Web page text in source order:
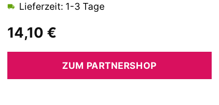
14,10 €
Lieferzeit: 1-3 Tage
ZUM PARTNERSHOP